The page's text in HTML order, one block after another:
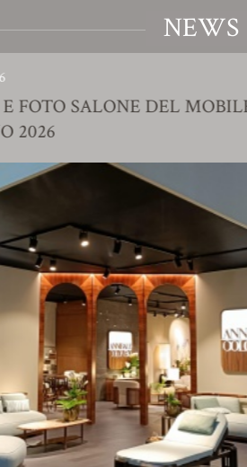
NEWS
DEL MOBILE